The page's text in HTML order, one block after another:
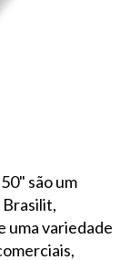
são um
Brasilit,
uma variedade